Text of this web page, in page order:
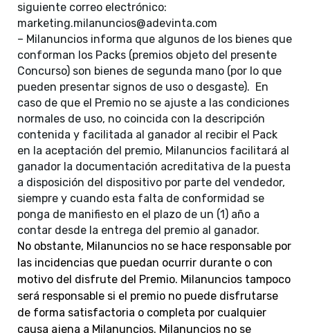
siguiente correo electrónico:
marketing.milanuncios@adevinta.com
– Milanuncios informa que algunos de los bienes que
conforman los Packs (premios objeto del presente
Concurso) son bienes de segunda mano (por lo que
pueden presentar signos de uso o desgaste). En
caso de que el Premio no se ajuste a las condiciones
normales de uso, no coincida con la descripción
contenida y facilitada al ganador al recibir el Pack
en la aceptación del premio, Milanuncios facilitará al
ganador la documentación acreditativa de la puesta
a disposición del dispositivo por parte del vendedor,
siempre y cuando esta falta de conformidad se
ponga de manifiesto en el plazo de un (1) año a
contar desde la entrega del premio al ganador.
No obstante, Milanuncios no se hace responsable por
las incidencias que puedan ocurrir durante o con
motivo del disfrute del Premio. Milanuncios tampoco
será responsable si el premio no puede disfrutarse
de forma satisfactoria o completa por cualquier
causa ajena a Milanuncios. Milanuncios no se